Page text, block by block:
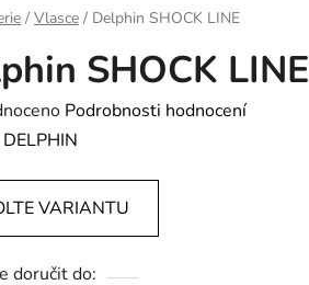
/ Vlasce / Delphin SHOCK LINE
SHOCK LINE
Podrobnosti hodnocení
DELPHIN
VARIANTU
doručit do: